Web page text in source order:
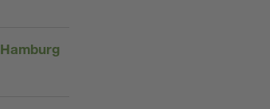
Hamburg